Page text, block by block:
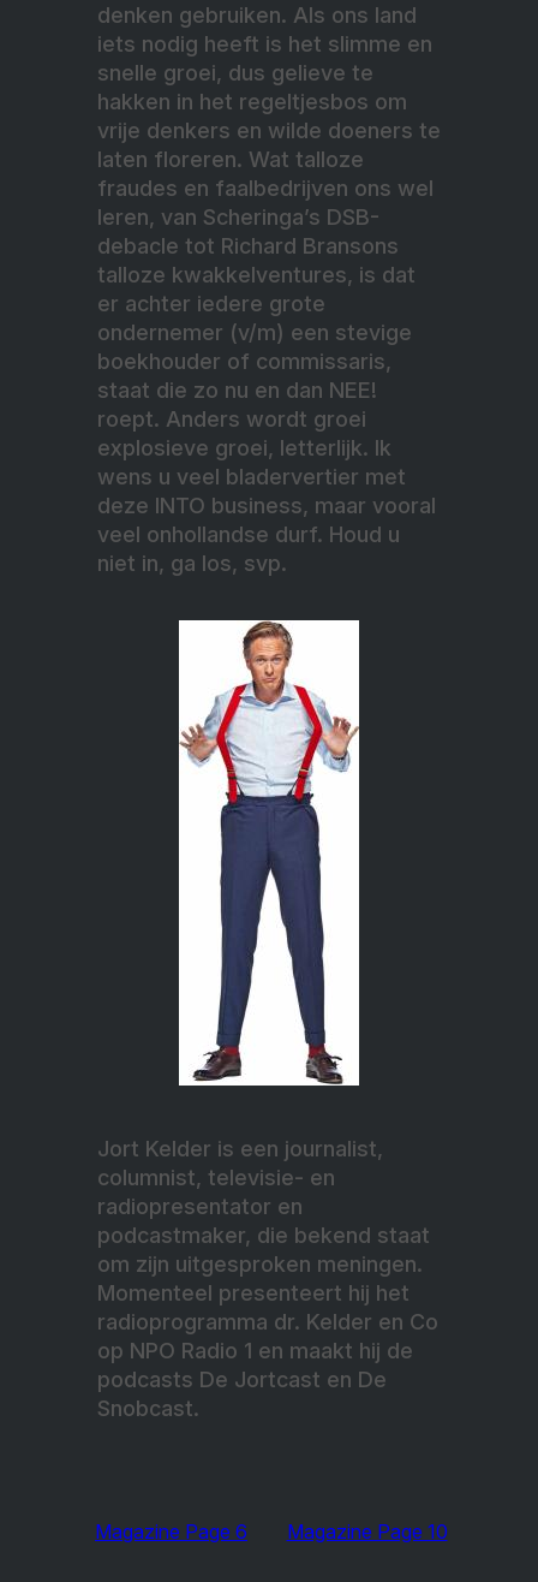
denken gebruiken. Als ons land
iets nodig heeft is het slimme en
snelle groei, dus gelieve te
hakken in het regeltjesbos om
vrije denkers en wilde doeners te
laten floreren. Wat talloze
fraudes en faalbedrijven ons wel
leren, van Scheringa’s DSB-
debacle tot Richard Bransons
talloze kwakkelventures, is dat
er achter iedere grote
ondernemer (v/m) een stevige
boekhouder of commissaris,
staat die zo nu en dan NEE!
roept. Anders wordt groei
explosieve groei, letterlijk. Ik
wens u veel bladervertier met
deze INTO business, maar vooral
veel onhollandse durf. Houd u
niet in, ga los, svp.
Jort Kelder is een journalist,
columnist, televisie- en
radiopresentator en
podcastmaker, die bekend staat
om zijn uitgesproken meningen.
Momenteel presenteert hij het
radioprogramma dr. Kelder en Co
op NPO Radio 1 en maakt hij de
podcasts De Jortcast en De
Snobcast.
Magazine Page 6 Magazine Page 10